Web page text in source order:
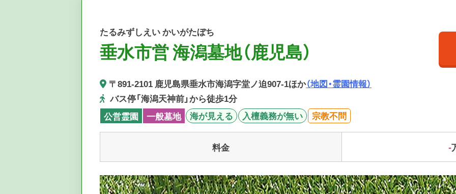
たるみずしえい かいがたぼち
垂水市営 海潟墓地（鹿児島）
〒891-2101 鹿児島県垂水市海潟字堂ノ迫907-1ほか（地図・霊園情報）
バス停「海潟天神前」から徒歩1分
公営霊園
一般墓地 海が見える 入檀義務が無い 宗教不問
料金 -